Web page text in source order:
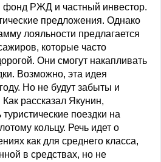
фонд РЖД и частный инвестор.
предложения. Однако
лояльности предлагается
которые часто
Они смогут накапливать
Возможно, эта идея
Но не будут забыты и
рассказал Якунин,
поездки на
кольцу. Речь идет о
как для среднего класса,
в средствах, но не